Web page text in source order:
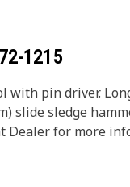
1215
with pin driver.
slide sledge
Dealer for more